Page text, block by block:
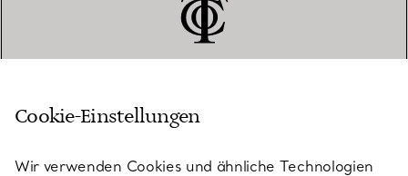
KUNDENSERVICE
Cookie-Einstellungen
Wir verwenden Cookies und ähnliche Technologien